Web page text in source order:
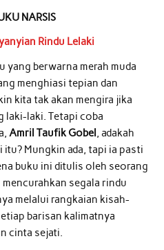
NARSIS
Rindu Lelaki
yang berwarna merah muda
menghiasi tepian dan
kita tak akan mengira jika
laki-laki. Tetapi coba
Amril Taufik Gobel, adakah
itu? Mungkin ada, tapi ia pasti
buku ini ditulis oleh seorang
segala rindu
melalui rangkaian kisah-
barisan kalimatnya
cinta sejati.